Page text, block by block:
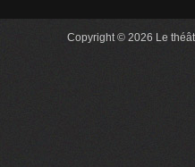
Copyright © 2026 Le